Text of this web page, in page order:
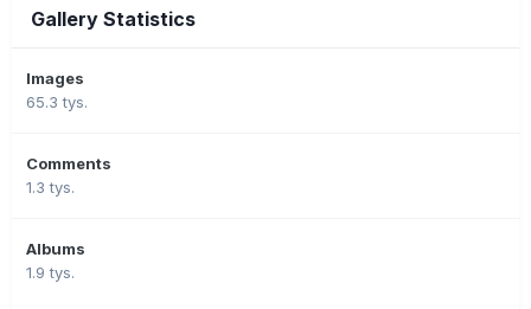
Gallery Statistics
Images
65.3 tys.
Comments
1.3 tys.
Albums
1.9 tys.